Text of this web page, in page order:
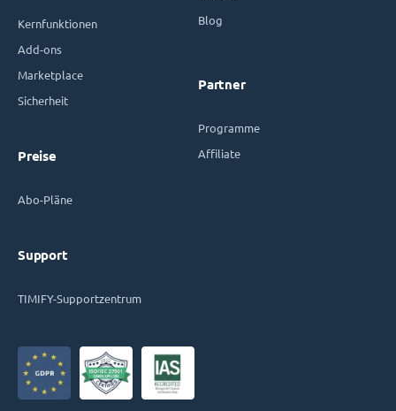
Kernfunktionen
Add-ons
Marketplace
Sicherheit
Preise
Abo-Pläne
Support
TIMIFY-Supportzentrum
Blog
Partner
Programme
Affiliate